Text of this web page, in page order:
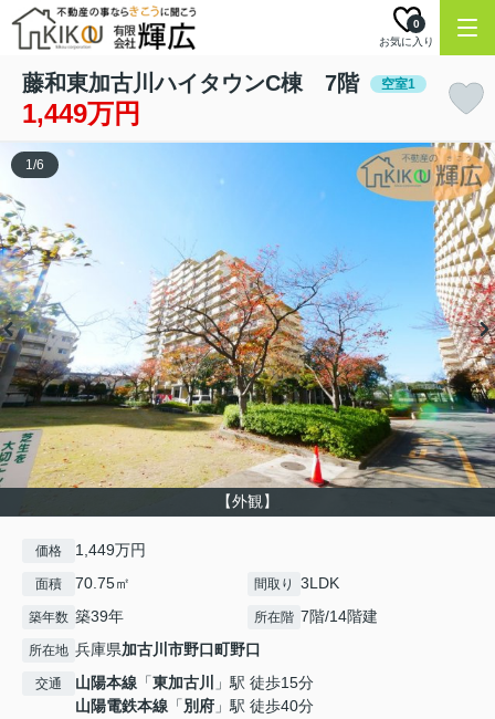
お気に入り
0
藤和東加古川ハイタウンC棟 7階 空室1
1,449万円
【外観】
1/6
価格 1,449万円
面積 70.75㎡ 間取り 3LDK
築年数 築39年 所在階 7階/14階建
所在地 兵庫県加古川市野口町野口
交通 山陽本線 「東加古川
」駅 徒歩15分
山陽電鉄本線 「別府 」駅 徒歩40分